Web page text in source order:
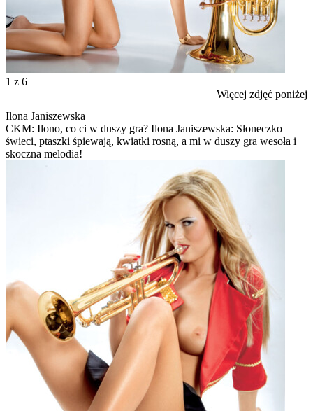
1 z 6
Więcej zdjęć poniżej
Ilona Janiszewska
CKM: Ilono, co ci w duszy gra? Ilona Janiszewska: Słoneczko
świeci, ptaszki śpiewają, kwiatki rosną, a mi w duszy gra wesoła i
skoczna melodia!